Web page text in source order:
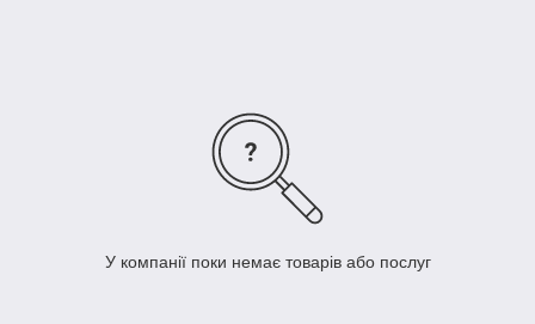
У компанії поки немає товарів або послуг